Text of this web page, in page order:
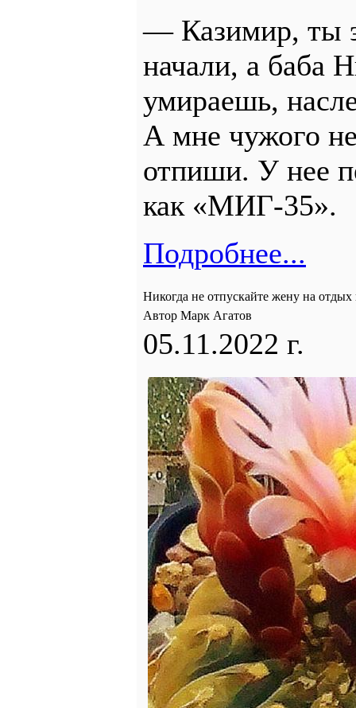
— Казимир, ты
начали, а баба
умираешь,
А мне чужого
отпиши. У нее
как «МИГ-35».
Подробнее...
Никогда не отпускайте жену на
Автор Марк Агатов
05.11.2022 г.